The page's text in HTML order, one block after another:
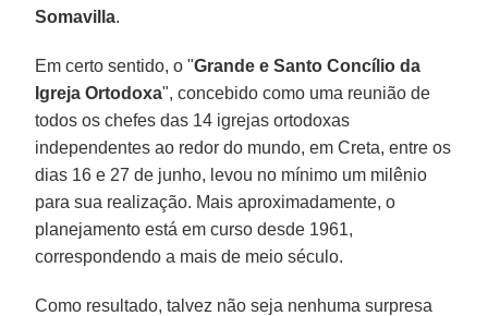
Somavilla.
Em certo sentido, o "Grande e Santo Concílio da
Igreja Ortodoxa", concebido como uma reunião de
todos os chefes das 14 igrejas ortodoxas
independentes ao redor do mundo, em Creta, entre os
dias 16 e 27 de junho, levou no mínimo um milênio
para sua realização. Mais aproximadamente, o
planejamento está em curso desde 1961,
correspondendo a mais de meio século.
Como resultado, talvez não seja nenhuma surpresa